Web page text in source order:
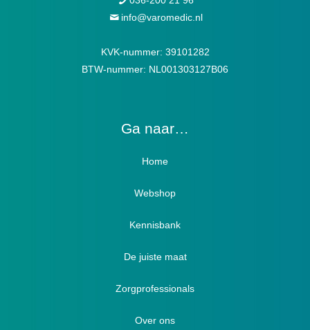
info@varomedic.nl
KVK-nummer: 39101282
BTW-nummer: NL001303127B06
Ga naar…
Home
Webshop
Verbandschoenen / Verbandsloffen
Luxe verbandschoenen / stretch (Hallux)
Diabetici
Winterboots
Kennisbank
Diabetici
Oedeem
Hallux Valgus
De juiste maat
Zorgprofessionals
Over ons